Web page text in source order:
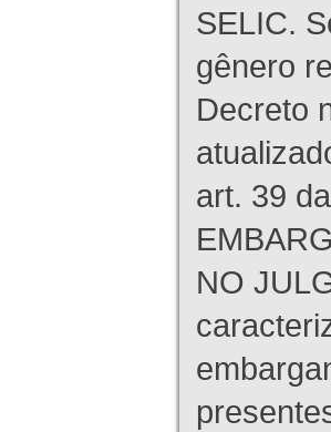
SELIC.
gênero
Decreto
art. 39
NO